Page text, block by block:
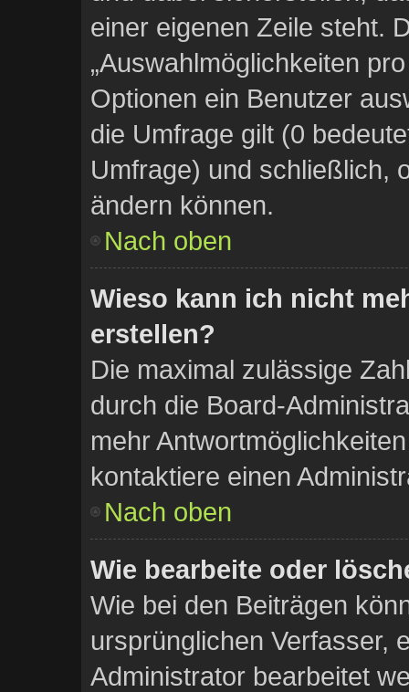
einer eigenen Zeile steht.
„Auswahlmöglichkeiten
Optionen ein Benutzer
die Umfrage gilt (0
Umfrage) und schließlich,
ändern können.
Nach oben
Wieso kann ich nicht
erstellen?
Die maximal zulässige
durch die Board-
mehr
kontaktiere einen
Nach oben
Wie bearbeite oder
Wie bei den Beiträgen
ursprünglichen Verfasser,
Administrator bearbeitet